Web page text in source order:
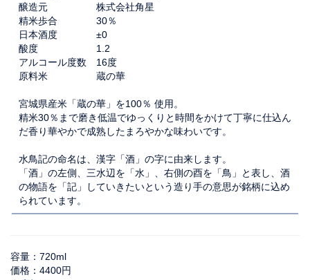
醸造元 株式会社角星
精米歩合 30％
日本酒度 ±0
酸度 1.2
アルコール度数 16度
原料米 蔵の華
宮城県産米「蔵の華」を100％ 使用。
精米30％まで磨き低温でゆっくりと時間をかけて丁寧に仕込ん
だ香り華やかで成熟したまろやかな味わいです。
水鳥記の命名は、漢字「酒」の字に由来します。
「酒」の左側、三水辺を「水」、右側の酉を「鳥」と表し、酒
の物語を「記」していきたいという造り手の意思が銘柄に込め
られています。
容量：720ml
価格：4400円